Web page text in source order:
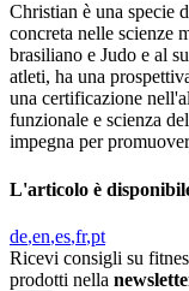
Christian è una specie
concreta nelle scienze
brasiliano e Judo e al
atleti, ha una
una certificazione
funzionale e scienza
impegna per
L'articolo è
de en es fr pt
Ricevi consigli su
prodotti nella